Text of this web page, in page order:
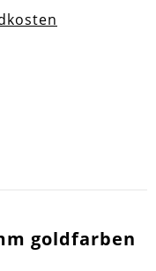
goldfarben